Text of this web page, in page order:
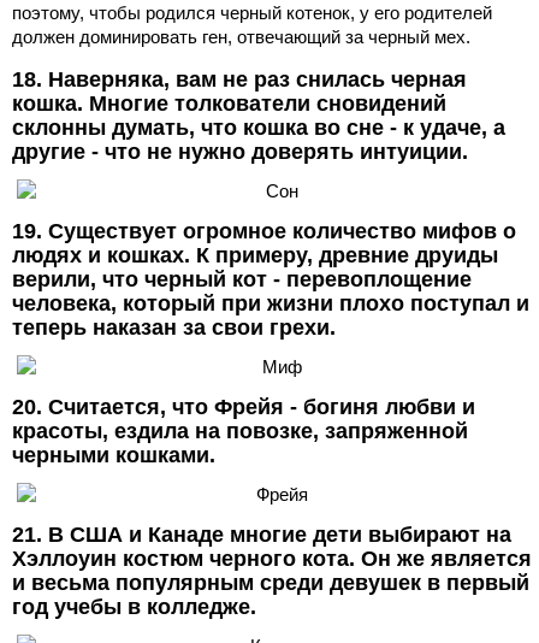
поэтому, чтобы родился черный котенок, у его родителей
должен доминировать ген, отвечающий за черный мех.
18. Наверняка, вам не раз снилась черная
кошка. Многие толкователи сновидений
склонны думать, что кошка во сне - к удаче, а
другие - что не нужно доверять интуиции.
19. Существует огромное количество мифов о
людях и кошках. К примеру, древние друиды
верили, что черный кот - перевоплощение
человека, который при жизни плохо поступал и
теперь наказан за свои грехи.
20. Считается, что Фрейя - богиня любви и
красоты, ездила на повозке, запряженной
черными кошками.
21. В США и Канаде многие дети выбирают на
Хэллоуин костюм черного кота. Он же является
и весьма популярным среди девушек в первый
год учебы в колледже.